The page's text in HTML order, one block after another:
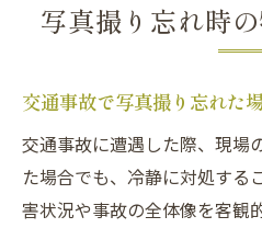
写真撮り忘れ時
交通事故で写真撮り忘れた
交通事故に遭遇した際、現場
た場合でも、冷静に対処する
害状況や事故の全体像を客観